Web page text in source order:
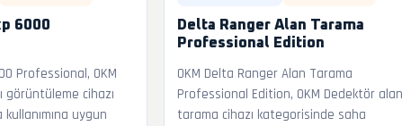
6000
Professional, OKM
görüntüleme cihazı
uygun
Delta Ranger Alan Tarama
Professional Edition
OKM Delta Ranger Alan Tarama
Professional Edition, OKM Dedektör alan
tarama cihazı kategorisinde saha